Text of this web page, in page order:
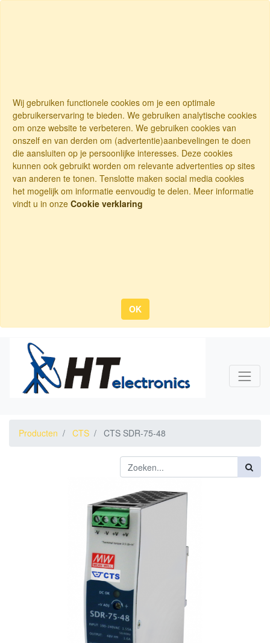
Wij gebruiken functionele cookies om je een optimale
gebruikerservaring te bieden. We gebruiken analytische cookies
om onze website te verbeteren. We gebruiken cookies van
onszelf en van derden om (advertentie)aanbevelingen te doen
die aansluiten op je persoonlijke interesses. Deze cookies
kunnen ook gebruikt worden om relevante advertenties op sites
van anderen te tonen. Tenslotte maken social media cookies
het mogelijk om informatie eenvoudig te delen. Meer informatie
vindt u in onze Cookie verklaring
OK
Producten CTS CTS SDR-75-48